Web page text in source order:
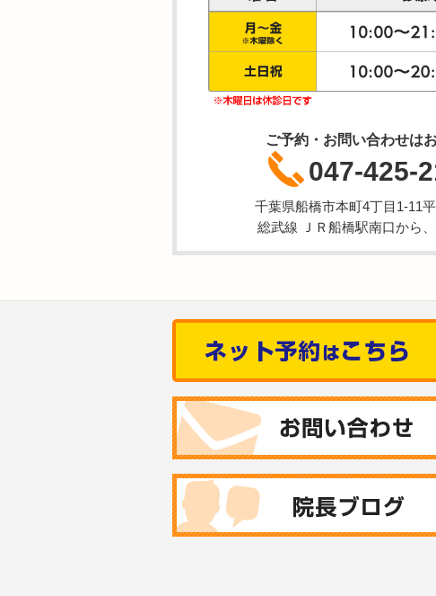
ご予約・お問い合わせは
047-425-
千葉県船橋市本町4丁目1-11
総武線 ＪＲ船橋駅南口から